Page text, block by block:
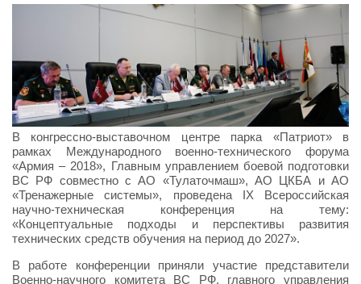
В конгрессно-выставочном центре парка «Патриот» в
рамках Международного военно-технического форума
«Армия – 2018», Главным управлением боевой подготовки
ВС РФ совместно с АО «Тулаточмаш», АО ЦКБА и АО
«Тренажерные системы», проведена IX Всероссийская
научно-техническая конференция на тему:
«Концептуальные подходы и перспективы развития
технических средств обучения на период до 2027».
В работе конференции приняли участие представители
Военно-научного комитета ВС РФ, главного управления